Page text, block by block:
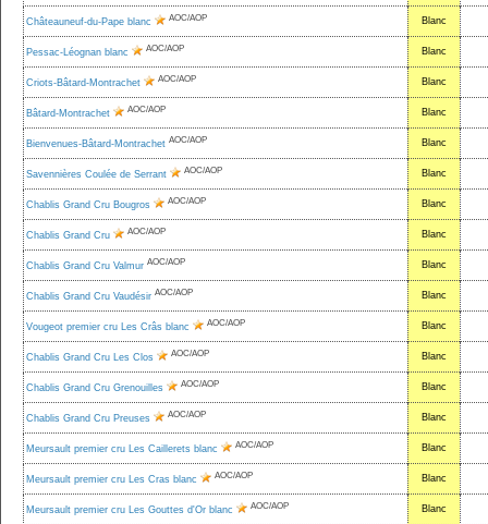
Châteauneuf-du-Pape blanc AOC/AOP Blanc
Pessac-Léognan blanc AOC/AOP Blanc
Criots-Bâtard-Montrachet AOC/AOP Blanc
Bâtard-Montrachet AOC/AOP Blanc
Bienvenues-Bâtard-Montrachet AOC/AOP Blanc
Savennières Coulée de Serrant AOC/AOP Blanc
Chablis Grand Cru Bougros AOC/AOP Blanc
Chablis Grand Cru AOC/AOP Blanc
Chablis Grand Cru Valmur AOC/AOP Blanc
Chablis Grand Cru Vaudésir AOC/AOP Blanc
Vougeot premier cru Les Crâs blanc AOC/AOP Blanc
Chablis Grand Cru Les Clos AOC/AOP Blanc
Chablis Grand Cru Grenouilles AOC/AOP Blanc
Chablis Grand Cru Preuses AOC/AOP Blanc
Meursault premier cru Les Caillerets blanc AOC/AOP Blanc
Meursault premier cru Les Cras blanc AOC/AOP Blanc
Meursault premier cru Les Gouttes d'Or blanc AOC/AOP Blanc